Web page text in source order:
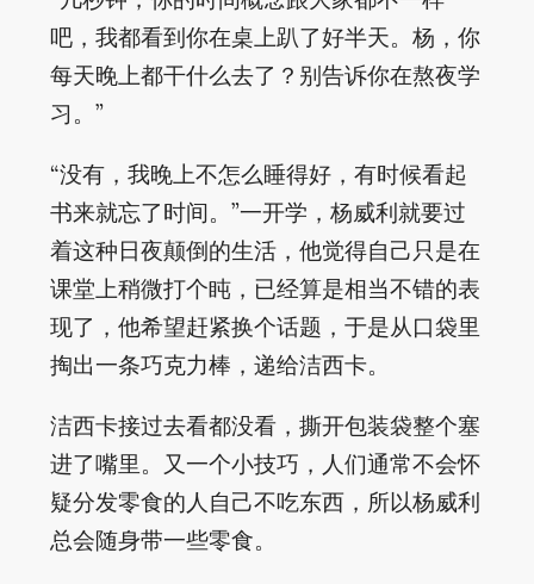
吧，我都看到你在桌上趴了好半天。杨，你
每天晚上都干什么去了？别告诉你在熬夜学
习。”
“没有，我晚上不怎么睡得好，有时候看起
书来就忘了时间。”一开学，杨威利就要过
着这种日夜颠倒的生活，他觉得自己只是在
课堂上稍微打个盹，已经算是相当不错的表
现了，他希望赶紧换个话题，于是从口袋里
掏出一条巧克力棒，递给洁西卡。
洁西卡接过去看都没看，撕开包装袋整个塞
进了嘴里。又一个小技巧，人们通常不会怀
疑分发零食的人自己不吃东西，所以杨威利
总会随身带一些零食。